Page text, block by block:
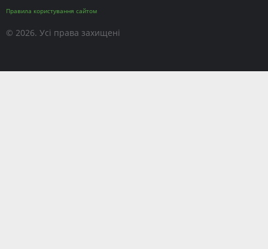
Правила користування сайтом
© 2026. Усі права захищені